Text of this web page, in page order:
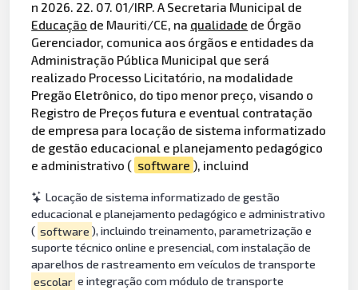
n 2026. 22. 07. 01/IRP. A Secretaria Municipal de
Educação de Mauriti/CE, na qualidade de Órgão
Gerenciador, comunica aos órgãos e entidades da
Administração Pública Municipal que será
realizado Processo Licitatório, na modalidade
Pregão Eletrônico, do tipo menor preço, visando o
Registro de Preços futura e eventual contratação
de empresa para locação de sistema informatizado
de gestão educacional e planejamento pedagógico
e administrativo ( software ), incluind
Locação de sistema informatizado de gestão
educacional e planejamento pedagógico e administrativo
( software ), incluindo treinamento, parametrização e
suporte técnico online e presencial, com instalação de
aparelhos de rastreamento em veículos de transporte
escolar e integração com módulo de transporte